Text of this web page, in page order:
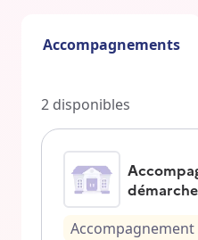
Accompagnements
2 disponibles
Accompagnement